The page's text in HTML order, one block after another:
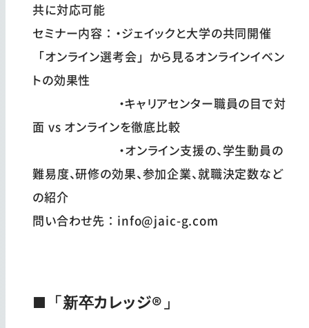
共に対応可能
セミナー内容：・ジェイックと大学の共同開催
「オンライン選考会」から見るオンラインイベン
トの効果性
・キャリアセンター職員の目で対
面 vs オンラインを徹底比較
・オンライン支援の、学生動員の
難易度、研修の効果、参加企業、就職決定数など
の紹介
問い合わせ先：info@jaic-g.com
■「新卒カレッジ®」